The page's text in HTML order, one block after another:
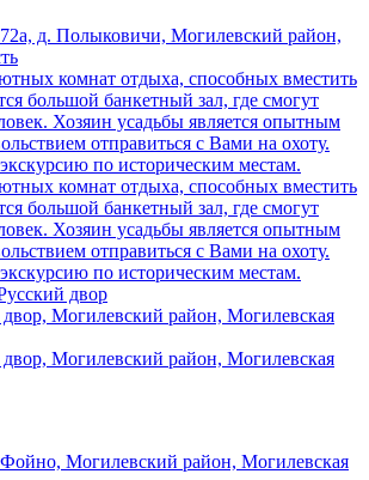
д. Полыковичи, Могилевский район,
комнат отдыха, способных вместить
большой банкетный зал, где смогут
Хозяин усадьбы является опытным
отправиться с Вами на охоту.
по историческим местам.
комнат отдыха, способных вместить
большой банкетный зал, где смогут
Хозяин усадьбы является опытным
отправиться с Вами на охоту.
по историческим местам.
двор
Фойно, Могилевский район, Могилевская